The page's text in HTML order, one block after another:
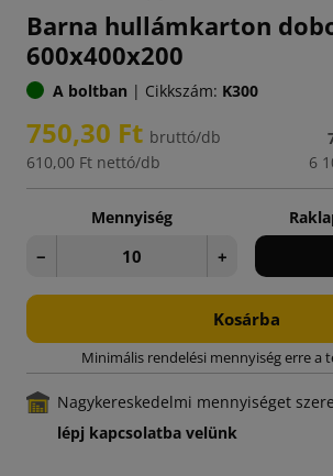
Barna hullámkarton
600x400x200
A boltban | Cikkszám: K300
750,30 Ft bruttó/db
610,00 Ft nettó/db
6
Mennyiség
− +
Kosárba
Minimális rendelési mennyiség erre a
Nagykereskedelmi mennyiséget
lépj kapcsolatba velünk